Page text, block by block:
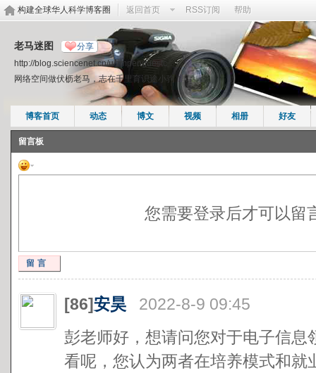
构建全球华人科学博客圈 返回首页 RSS订阅 帮助
老马迷图 分享
http://blog.sciencenet.cn/u/zmpenguestc
网络空间做伏枥老马，志在千里育识途小驹！
博客首页 动态 博文 视频 相册 好友
留言板
您需要登录后才可以留
留言
[86]安昊
2022-8-9 09:45
彭老师好，想请问您对于电子信
看呢，您认为两者在培养模式和